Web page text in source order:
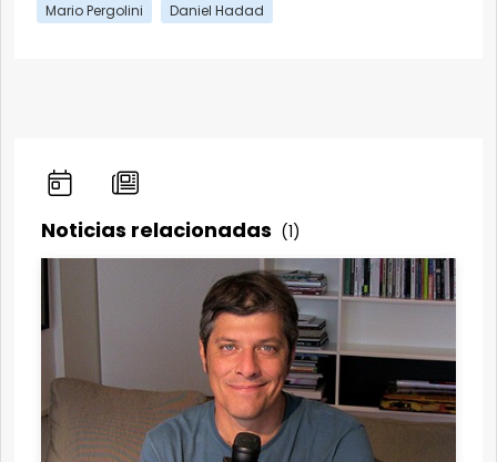
Mario Pergolini
Daniel Hadad
Noticias relacionadas (1)